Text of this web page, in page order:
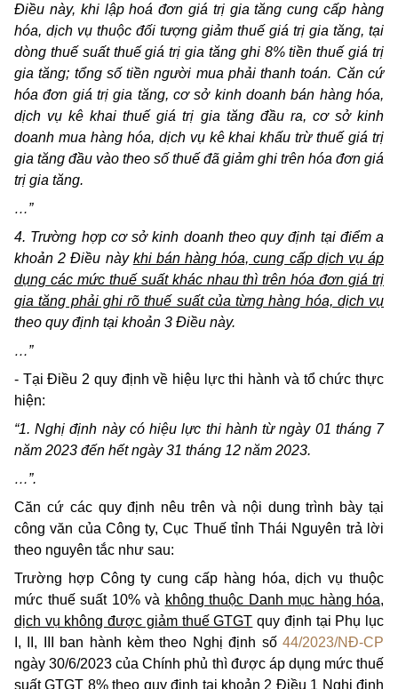
Điều này, khi lập hoá đơn giá trị gia tăng cung cấp hàng
hóa, dịch vụ thuộc đối tượng giảm thuế giá trị gia tăng, tại
dòng thuế suất thuế giá trị gia tăng ghi 8% tiền thuế giá trị
gia tăng; tổng số tiền người mua phải thanh toán. Căn cứ
hóa đơn giá trị gia tăng, cơ sở kinh doanh bán hàng hóa,
dịch vụ kê khai thuế giá trị gia tăng đầu ra, cơ sở kinh
doanh mua hàng hóa, dịch vụ kê khai khấu trừ thuế giá trị
gia tăng đầu vào theo số thuế đã giảm ghi trên hóa đơn giá
trị gia tăng.
…”
4. Trường hợp cơ sở kinh doanh theo quy định tại điểm a
khoản 2 Điều này khi bán hàng hóa, cung cấp dịch vụ áp
dụng các mức thuế suất khác nhau thì trên hóa đơn giá trị
gia tăng phải ghi rõ thuế suất của từng hàng hóa, dịch vụ
theo quy định tại khoản 3 Điều này.
…”
- Tại Điều 2 quy định về hiệu lực thi hành và tổ chức thực
hiện:
“1. Nghị định này có hiệu lực thi hành từ ngày 01 tháng 7
năm 2023 đến hết ngày 31 tháng 12 năm 2023.
…”.
Căn cứ các quy định nêu trên và nội dung trình bày tại
công văn của Công ty, Cục Thuế tỉnh Thái Nguyên trả lời
theo nguyên tắc như sau:
Trường hợp Công ty cung cấp hàng hóa, dịch vụ thuộc
mức thuế suất 10% và không thuộc Danh mục hàng hóa,
dịch vụ không được giảm thuế GTGT quy định tại Phụ lục
I, II, III ban hành kèm theo Nghị định số 44/2023/NĐ-CP
ngày 30/6/2023 của Chính phủ thì được áp dụng mức thuế
suất GTGT 8% theo quy định tại khoản 2 Điều 1 Nghị định